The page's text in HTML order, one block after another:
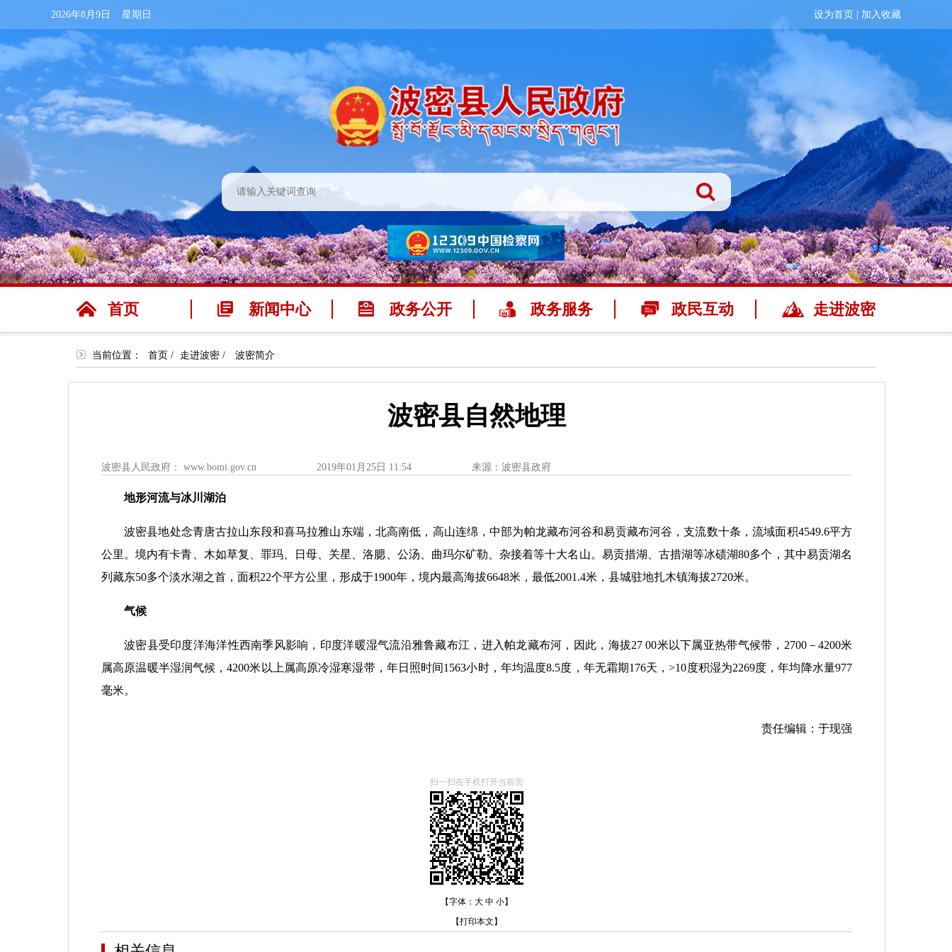
2026年8月9日 星期日 设为首页 加入收藏
首页 新闻中心 政务公开 政务服务 政民互动 走进波密
当前位置： 首页 / 走进波密/ 波密简介
波密县自然地理
波密县人民政府： www.bomi.gov.cn 2019年01月25日 11:54 来源：波密县政府
地形河流与冰川湖泊
波密县地处念青唐古拉山东段和喜马拉雅山东端，北高南低，高山连绵，中部为帕龙藏布河谷和易贡藏布河谷，支流数十条，流域面积4549.6平方
公里。境内有卡青、木如草复、罪玛、日母、关星、洛腮、公汤、曲玛尔矿勒、杂接着等十大名山。易贡措湖、古措湖等冰碛湖80多个，其中易贡湖名
列藏东50多个淡水湖之首，面积22个平方公里，形成于1900年，境内最高海拔6648米，最低2001.4米，县城驻地扎木镇海拔2720米。
气候
波密县受印度洋海洋性西南季风影响，印度洋暖湿气流沿雅鲁藏布江，进入帕龙藏布河，因此，海拔27 00米以下属亚热带气候带，2700－4200米
属高原温暖半湿润气候，4200米以上属高原冷湿寒湿带，年日照时间1563小时，年均温度8.5度，年无霜期176天，>10度积湿为2269度，年均降水量977
毫米。
责任编辑：于现强
扫一扫在手机打开当前页
【字体： 大 中 小】
【打印本文 】